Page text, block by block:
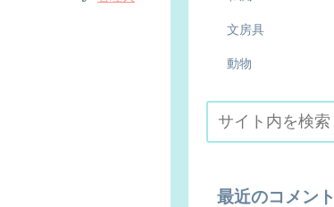
文房具
動物
最近のコメント